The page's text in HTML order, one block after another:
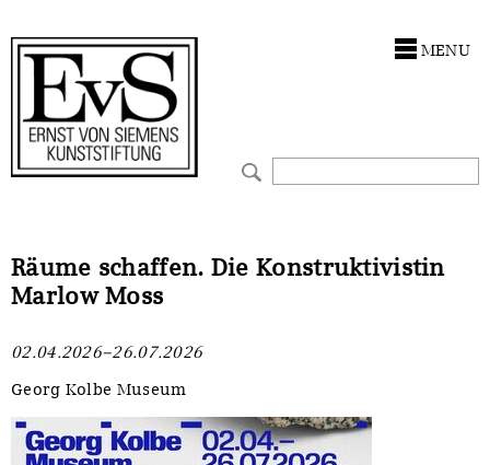
MENU
Räume schaffen. Die Konstruktivistin
Marlow Moss
02.04.2026–26.07.2026
Georg Kolbe Museum
Förderphilosophie
Gremien
Presse und Neuigkeiten
Stellenangebote
Ankauf
Restaurierungen
Werkverzeichnisse
UKRAINE-Förderlinie